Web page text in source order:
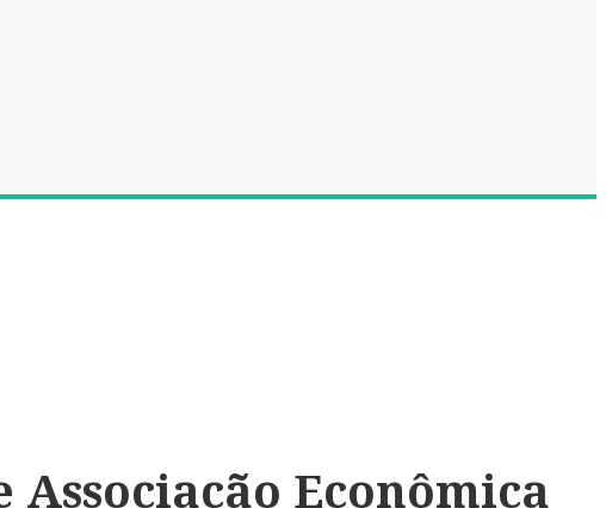
Econômica